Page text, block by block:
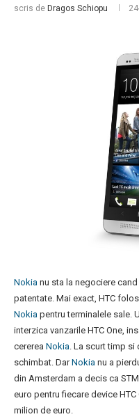
scris de Dragos Schiopu
Nokia nu sta la negociere
patentate. Mai exact, HTC
Nokia pentru terminalele sale.
interzica vanzarile HTC One,
cererea Nokia . La scurt timp
schimbat. DarNokia nu a
din Amsterdam a decis ca
euro pentru fiecare device
milion de euro.